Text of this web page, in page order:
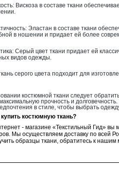
Вискоза в составе ткани
Эластан в составе ткани
в ношении и придает ей более
Серый цвет ткани придает ей
видов одежды.
серого цвета подходит для
костюмной ткани следует
прочность и
в стиле, чтобы выбрать
купить костюмную ткань?
- магазине «Текстильный Гид» вы
Мы осуществляем доставку по всей
образцы ткани, обратитесь к